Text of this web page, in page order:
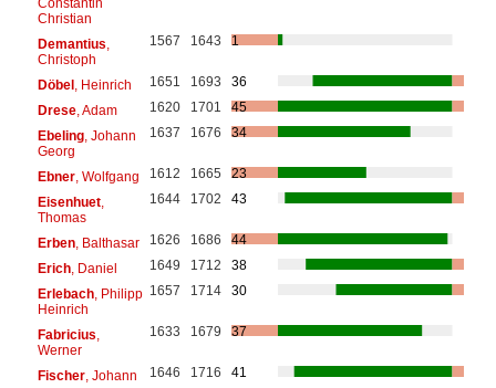
Christian
Demantius
Christoph
1567 1643 1
Döbel, Heinrich 1651 1693
36
Drese, Adam 1620 1701
45
Ebeling, Johann
Georg
1637 1676 34
Ebner, Wolfgang 1612 1665
23
Eisenhuet,
Thomas
1644 1702 43
Erben, Balthasar 1626 1686
44
Erich, Daniel 1649 1712
38
Erlebach, Philipp
Heinrich
1657 1714 30
Fabricius
Werner
1633 1679 37
Fischer, Johann 1646 1716
41